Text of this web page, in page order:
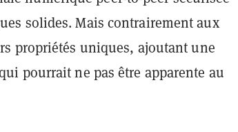
solides. Mais contrairement aux
propriétés uniques, ajoutant une
pourrait ne pas être apparente au